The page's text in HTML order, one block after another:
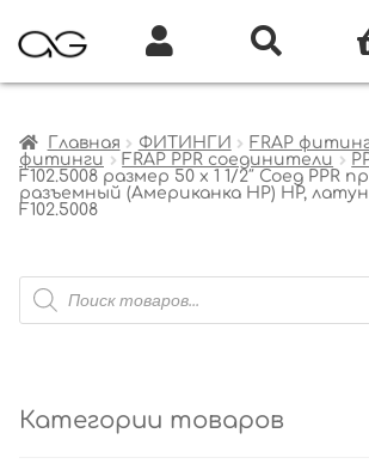
Главная ФИТИНГИ FRAP
фитинги
FRAP PPR соединители
F102.5008 размер 50 x 1 1/2″ Соед PPR
разъемный (Американка НР) НР,
F102.5008
Поиск
товаров
Категории товаров